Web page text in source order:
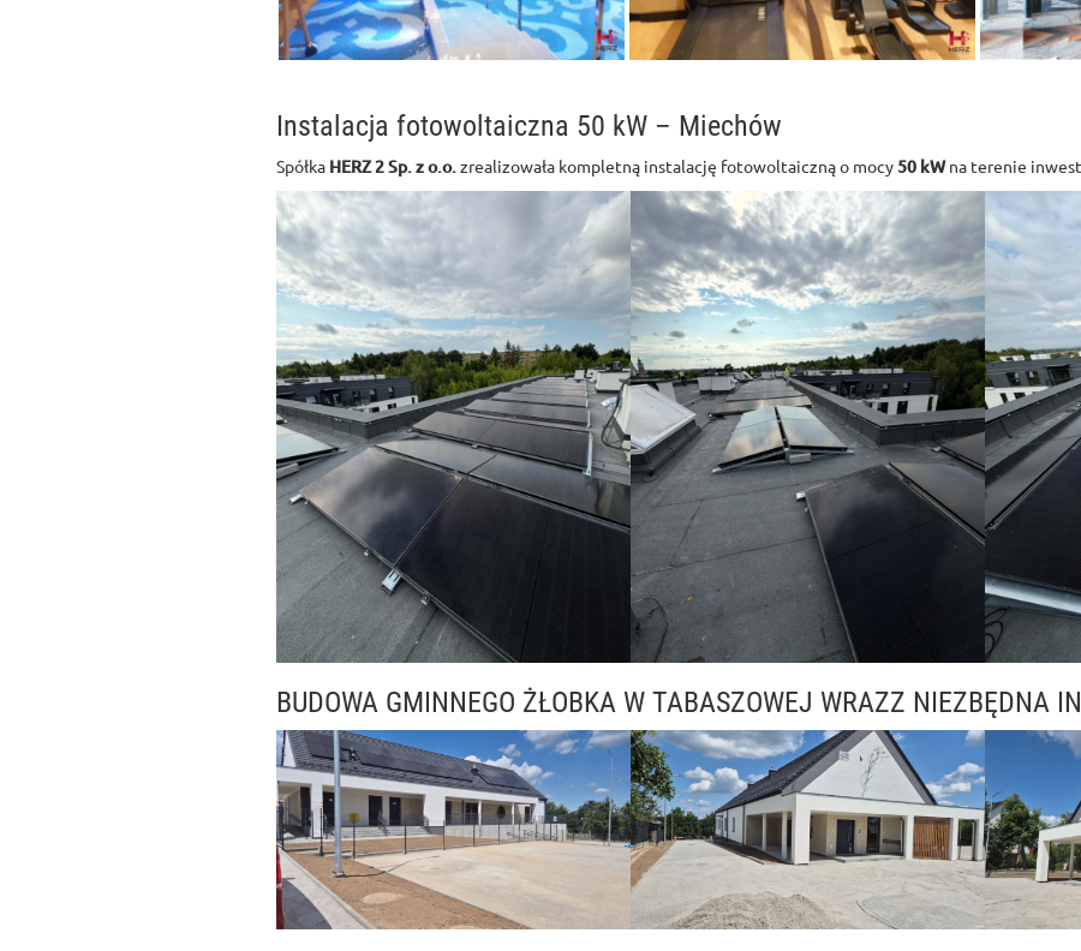
Instalacja fotowoltaiczna 50 kW – Miechów
Spółka HERZ 2 Sp. z o.o.zrealizowała kompletną instalację fotowoltaiczną o mocy50 kWna terenie
BUDOWA GMINNEGO ŻŁOBKA W TABASZOWEJ WRAZZ NIEZBĘDNA